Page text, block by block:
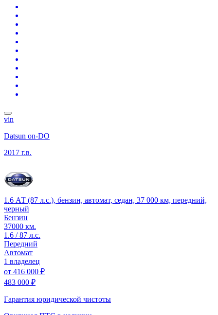
vin
Datsun on-DO
2017 г.в.
1.6 АТ (87 л.с.), бензин, автомат, седан, 37 000 км, передний,
черный
Бензин
37000 км.
1.6 / 87 л.с.
Передний
Автомат
1 владелец
от 416 000 ₽
483 000 ₽
Гарантия юридической чистоты